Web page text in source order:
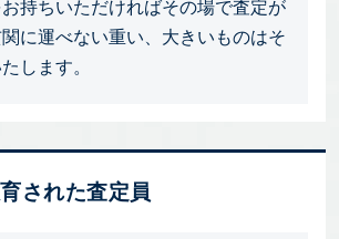
持ちいただければその場で査定が
に運べない重い、大きいものはそ
します。
された査定員